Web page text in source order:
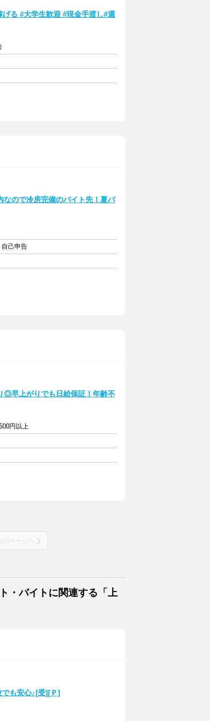
る #大学生歓迎 #現金手渡し#週
なので冷房完備のバイト先！夏バ
己申告
◎早上がりでも日給保証！年齢不
円以上
のページへ
・バイトに関連する「上
でも安心♪[受][Ｐ]